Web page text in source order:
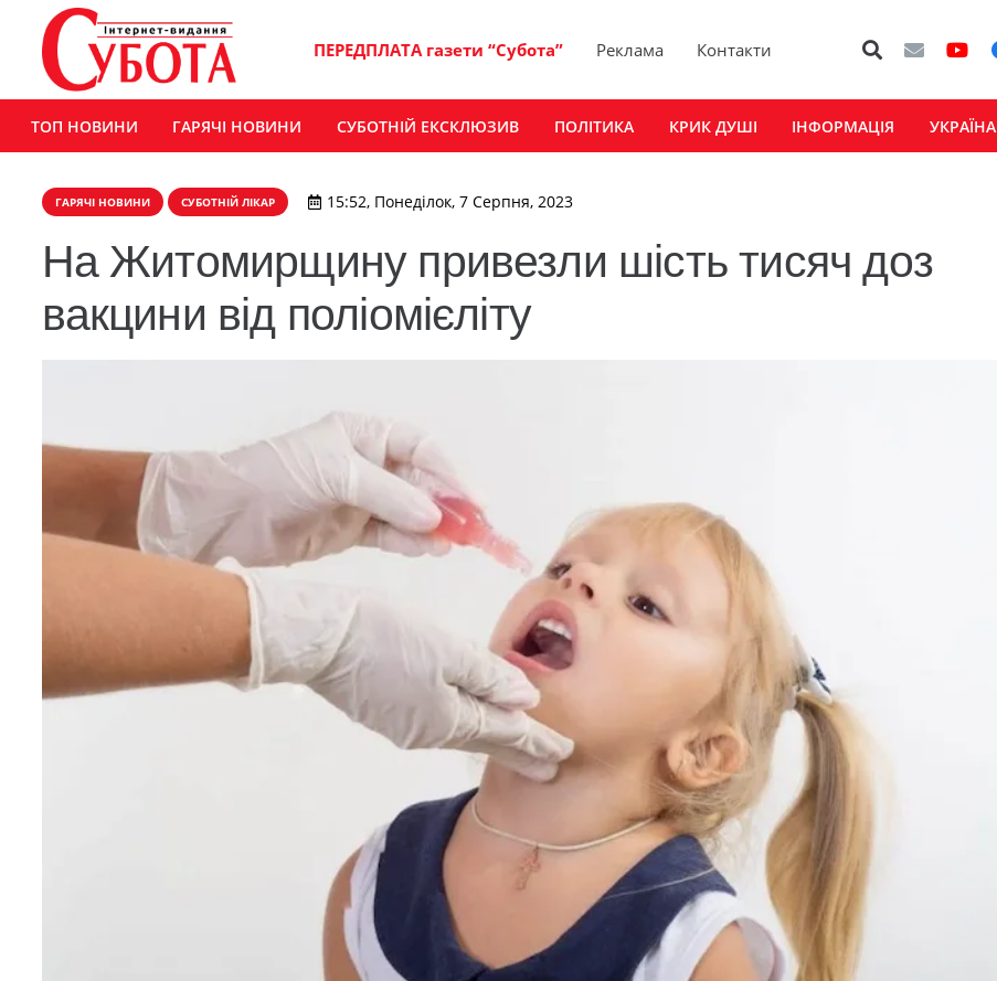
ПЕРЕДПЛАТА газети “Субота” Реклама Контакти
ТОП НОВИНИ ГАРЯЧІ НОВИНИ СУБОТНІЙ ЕКСКЛЮЗИВ ПОЛІТИКА КРИК ДУШІ ІНФОРМАЦІЯ УКРАЇНА
ГАРЯЧІ НОВИНИ СУБОТНІЙ ЛІКАР 15:52, Понеділок, 7 Серпня, 2023
На Житомирщину привезли шість тисяч доз
вакцини від поліомієліту